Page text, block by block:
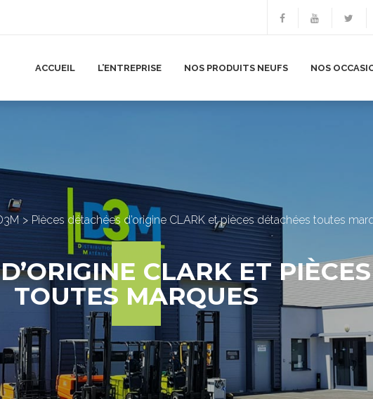
ACCUEIL L’ENTREPRISE NOS PRODUITS NEUFS NOS
Pièces détachées d’origine CLARK et pièces détachées toutes
CLARK ET
TOUTES MARQUES